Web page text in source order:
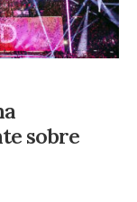
sobre